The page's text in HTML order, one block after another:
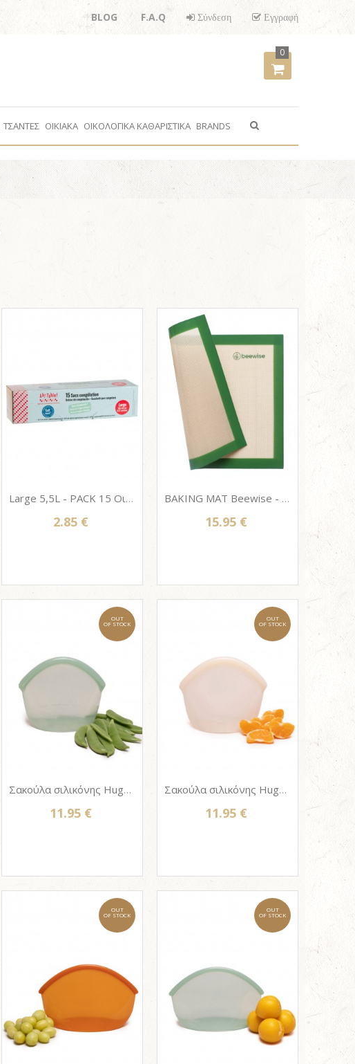
Εγγραφή
Σύνδεση
BLOG F.A.Q
0
ΤΣΑΝΤΕΣ ΟΙΚΙΑΚΑ ΟΙΚΟΛΟΓΙΚΑ ΚΑΘΑΡΙΣΤΙΚΑ BRANDS
Large 5,5L - PACK 15 Οικολογικές Σακούλες Κατάψυξης από ζαχαροκάλαμο Ah! Table! 30 x 45 cm
2.85 €
BAKING MAT Beewise - Επιφάνεια Ψησίματος Σιλικόνης, επαναχρησιμοποιήσιμη 41x33cm
15.95 €
OUT
OF STOCK
Σακούλα σιλικόνης Hugger bag 400ml - JUNIPER CLEAR
11.95 €
OUT
OF STOCK
Σακούλα σιλικόνης Hugger bag 400ml - CHAMPAGNE FROST
11.95 €
OUT
OF STOCK
OUT
OF STOCK